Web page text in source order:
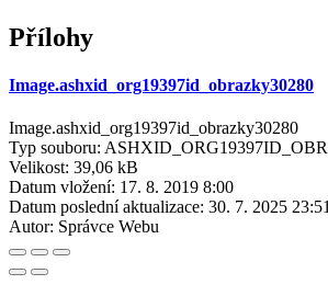
Přílohy
Image.ashxid_org19397id_obrazky30280
Image.ashxid_org19397id_obrazky30280
Typ souboru:
Velikost: 39,06 kB
Datum vložení: 17. 8. 2019 8:00
Datum poslední aktualizace: 30. 7. 2025 23:51
Autor: Správce Webu